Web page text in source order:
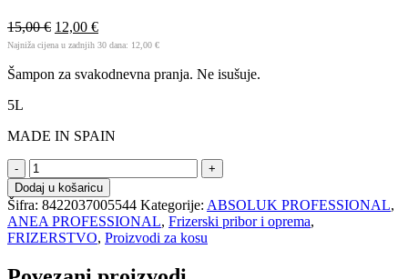
15,00€ 12,00 €
Najniža cijena u zadnjih 30 dana: 12,00 €
Šampon za svakodnevna pranja. Ne isušuje.
5L
MADE IN SPAIN
Šampon
za
sve
tipove
kose
(
Dodaj u košaricu
Šifra: 8422037005544 Kategorije: ABSOLUK PROFESSIONAL,
ANEA PROFESSIONAL, Frizerski pribor i oprema,
FRIZERSTVO, Proizvodi za kosu